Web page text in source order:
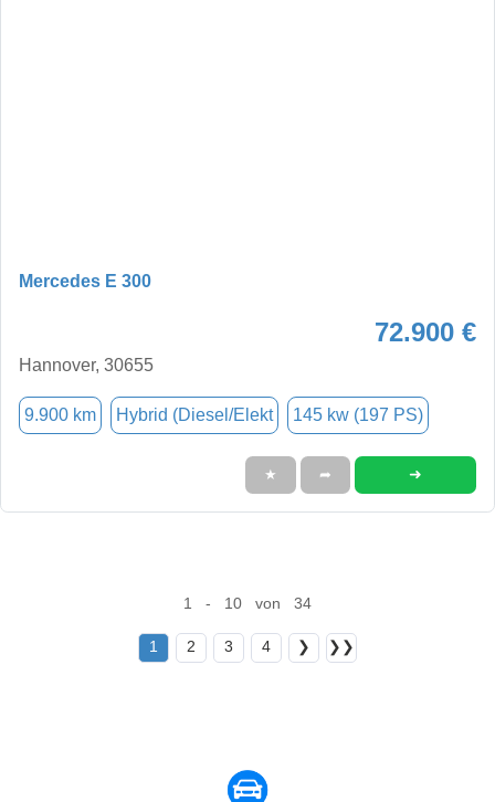
Mercedes E 300
72.900 €
Hannover, 30655
9.900 km Hybrid (Diesel/Elekt 145 kw (197 PS)
★ ➦ ➜
1 - 10 von 34
1 2 3 4 ❯ ❯❯